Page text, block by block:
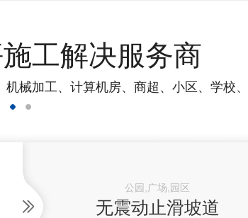
施工解决服务商
械加工、计算机房、商超、小区、学校
公园,广场,园区
无震动止滑坡道